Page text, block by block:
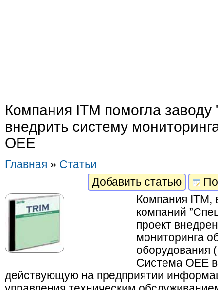
Компания ITM помогла
внедрить систему
OEE
Главная » Статьи
Добавить статью
Компания ITM,
компаний
проект
мониторинга
оборудования
Система OEE
действующую на предприятии